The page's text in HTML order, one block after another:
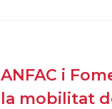
ANFAC i
la mobilitat